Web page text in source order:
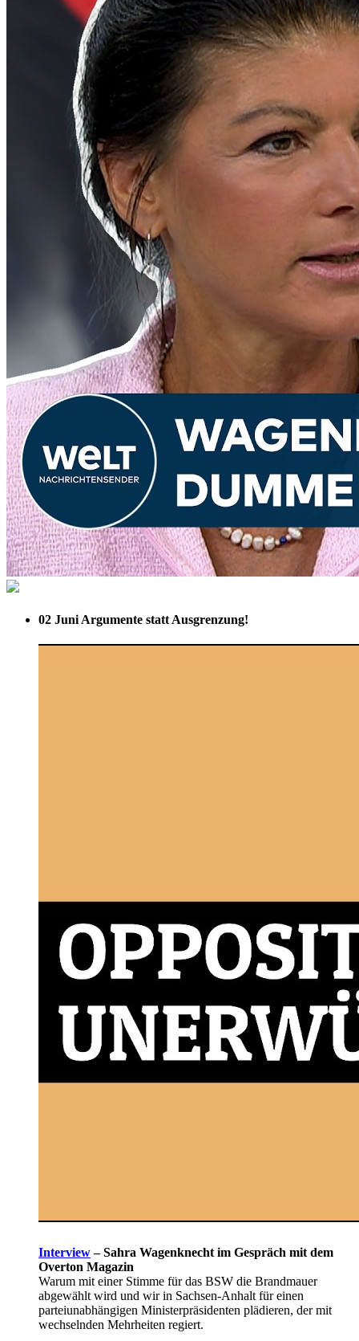
02 Juni Argumente statt Ausgrenzung!
Interview– Sahra Wagenknecht im Gespräch mit dem
Overton Magazin
Warum mit einer Stimme für das BSW die Brandmauer
abgewählt wird und wir in Sachsen-Anhalt für einen
parteiunabhängigen Ministerpräsidenten plädieren, der mit
wechselnden Mehrheiten regiert.